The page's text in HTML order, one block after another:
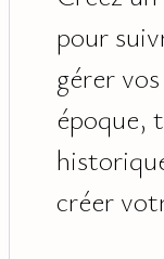
pour
gérer
époque,
créer